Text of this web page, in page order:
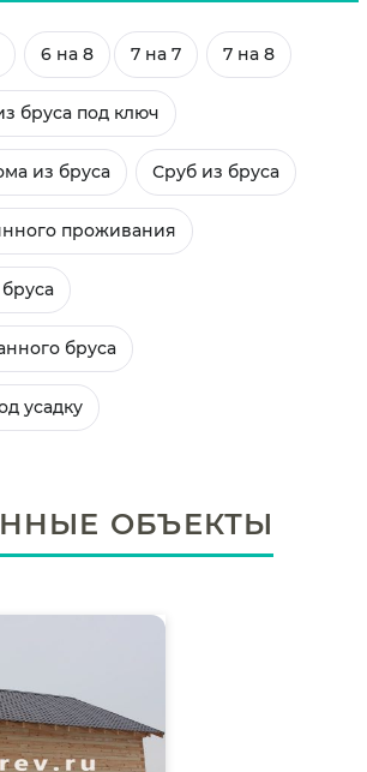
6 на 8 7 на 7 7 на 8
бруса под ключ
из бруса Сруб из бруса
проживания
бруса
усадку
ОБЪЕКТЫ